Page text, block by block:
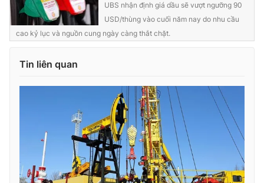
Ðiện thoại Thời báo VTV:024.66 897 897
Email:toasoan@vtv.vn
Liên hệ quảng cáo:024-7300.7108
UBS nhận định giá dầu sẽ vượt ngưỡng 90
USD/thùng vào cuối năm nay do nhu cầu
cao kỷ lục và nguồn cung ngày càng thắt chặt.
Tin liên quan